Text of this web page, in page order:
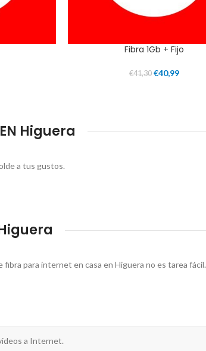
Fibra 1Gb + Fijo
€41,30 €40,99
EN Higuera
a tus gustos.
Higuera
para internet en casa en Higuera no es tarea fácil.
a Internet.